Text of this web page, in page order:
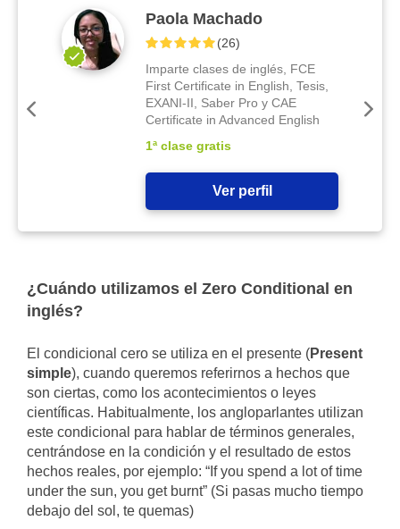
Paola Machado
(26)
Imparte clases de inglés, FCE
First Certificate in English, Tesis,
EXANI-II, Saber Pro y CAE
Certificate in Advanced English
1ª clase gratis
Ver perfil
¿Cuándo utilizamos el Zero Conditional en
inglés?
El condicional cero se utiliza en el presente (Present
simple), cuando queremos referirnos a hechos que
son ciertas, como los acontecimientos o leyes
científicas. Habitualmente, los angloparlantes utilizan
este condicional para hablar de términos generales,
centrándose en la condición y el resultado de estos
hechos reales, por ejemplo: “If you spend a lot of time
under the sun, you get burnt” (Si pasas mucho tiempo
debajo del sol, te quemas)